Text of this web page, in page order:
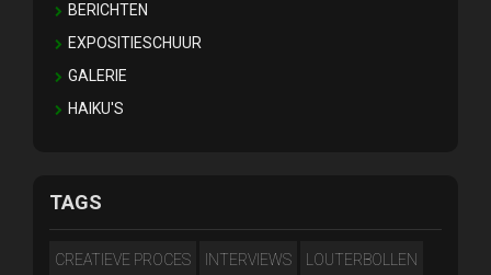
BERICHTEN
EXPOSITIESCHUUR
GALERIE
HAIKU'S
TAGS
CREATIEVE PROCES INTERVIEWS LOUTERBOLLEN